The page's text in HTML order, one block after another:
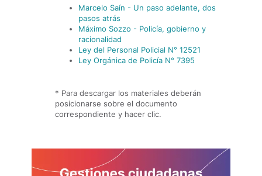
Marcelo Saín - Un paso adelante, dos
pasos atrás
Máximo Sozzo - Policía, gobierno y
racionalidad
Ley del Personal Policial N° 12521
Ley Orgánica de Policía N° 7395
* Para descargar los materiales deberán
posicionarse sobre el documento
correspondiente y hacer clic.